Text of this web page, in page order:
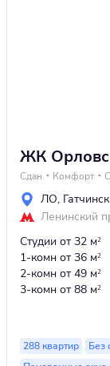
ЖК
Сдан Комфорт
ЛО,
Ленинский
Студии от 32 м2
1-комн от 36 м2
2-комн от 49 м2
3-комн от 88 м2
288 квартир
Без